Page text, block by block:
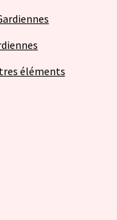
éléments